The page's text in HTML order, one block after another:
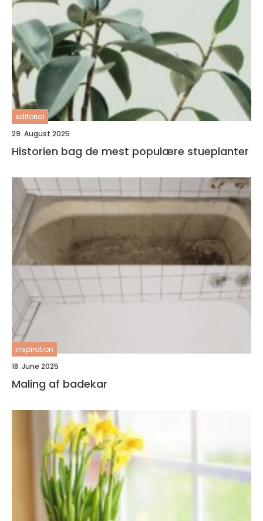
editorial
29. August 2025
Historien bag de mest populære stueplanter
inspiration
18. June 2025
Maling af badekar